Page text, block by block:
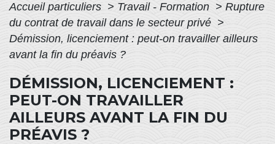
Accueil particuliers > Travail - Formation > Rupture
du contrat de travail dans le secteur privé >
Démission, licenciement : peut-on travailler ailleurs
avant la fin du préavis ?
DÉMISSION, LICENCIEMENT :
PEUT-ON TRAVAILLER
AILLEURS AVANT LA FIN DU
PRÉAVIS ?